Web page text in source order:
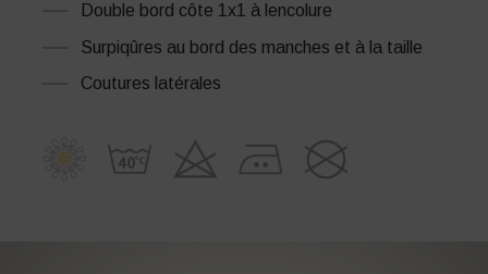
Double bord côte 1x1 à lencolure
Surpiqûres au bord des manches et à la taille
Coutures latérales